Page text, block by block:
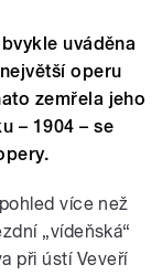
uváděna
operu
zemřela jeho
– 1904 – se
více než
„vídeňská“
při ústí Veveří